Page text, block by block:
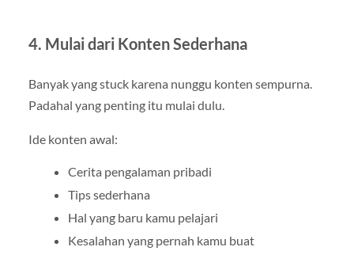
4. Mulai dari Konten Sederhana
Banyak yang stuck karena nunggu konten sempurna.
Padahal yang penting itu mulai dulu.
Ide konten awal:
Cerita pengalaman pribadi
Tips sederhana
Hal yang baru kamu pelajari
Kesalahan yang pernah kamu buat